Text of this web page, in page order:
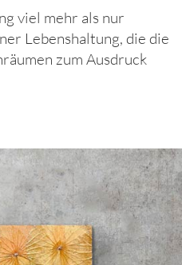
viel mehr als nur
Lebenshaltung, die die
zum Ausdruck